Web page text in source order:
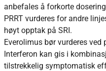
anbefales å forkorte
PRRT vurderes for andre
høyt opptak på SRI.
Everolimus bør vurderes
Interferon kan gis i
tilstrekkelig symptomatisk